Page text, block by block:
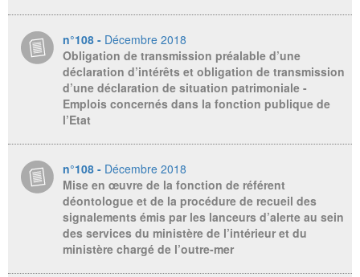
n°108 - Décembre 2018
Obligation de transmission préalable d’une
déclaration d’intérêts et obligation de transmission
d’une déclaration de situation patrimoniale -
Emplois concernés dans la fonction publique de
l’Etat
n°108 - Décembre 2018
Mise en œuvre de la fonction de référent
déontologue et de la procédure de recueil des
signalements émis par les lanceurs d’alerte au sein
des services du ministère de l’intérieur et du
ministère chargé de l’outre-mer